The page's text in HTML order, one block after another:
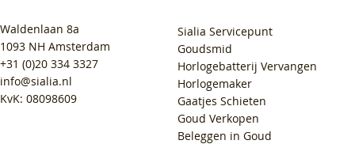
Waldenlaan 8a
1093 NH Amsterdam
+31 (0)20 334 3327
info@sialia.nl
KvK: 08098609
Sialia Servicepunt
Goudsmid
Horlogebatterij Vervangen
Horlogemaker
Gaatjes Schieten
Goud Verkopen
Beleggen in Goud